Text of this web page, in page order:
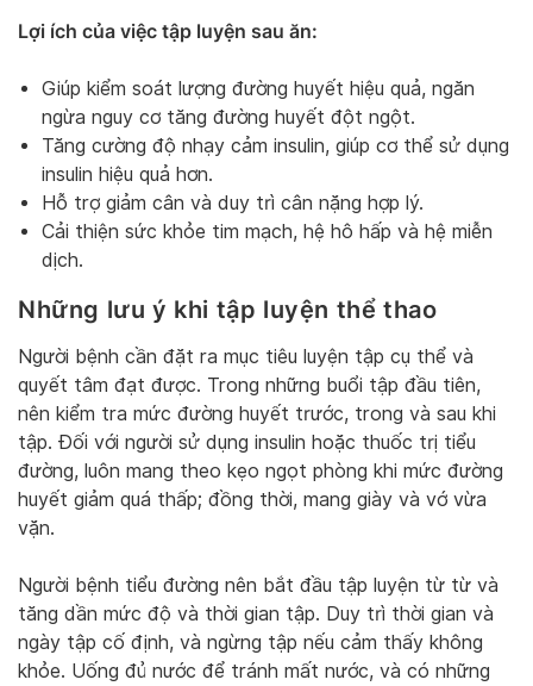
Lợi ích của việc tập luyện sau ăn:
Giúp kiểm soát lượng đường huyết hiệu quả, ngăn
ngừa nguy cơ tăng đường huyết đột ngột.
Tăng cường độ nhạy cảm insulin, giúp cơ thể sử dụng
insulin hiệu quả hơn.
Hỗ trợ giảm cân và duy trì cân nặng hợp lý.
Cải thiện sức khỏe tim mạch, hệ hô hấp và hệ miễn
dịch.
Những lưu ý khi tập luyện thể thao
Người bệnh cần đặt ra mục tiêu luyện tập cụ thể và
quyết tâm đạt được. Trong những buổi tập đầu tiên,
nên kiểm tra mức đường huyết trước, trong và sau khi
tập. Đối với người sử dụng insulin hoặc thuốc trị tiểu
đường, luôn mang theo kẹo ngọt phòng khi mức đường
huyết giảm quá thấp; đồng thời, mang giày và vớ vừa
vặn.
Người bệnh tiểu đường nên bắt đầu tập luyện từ từ và
tăng dần mức độ và thời gian tập. Duy trì thời gian và
ngày tập cố định, và ngừng tập nếu cảm thấy không
khỏe. Uống đủ nước để tránh mất nước, và có những